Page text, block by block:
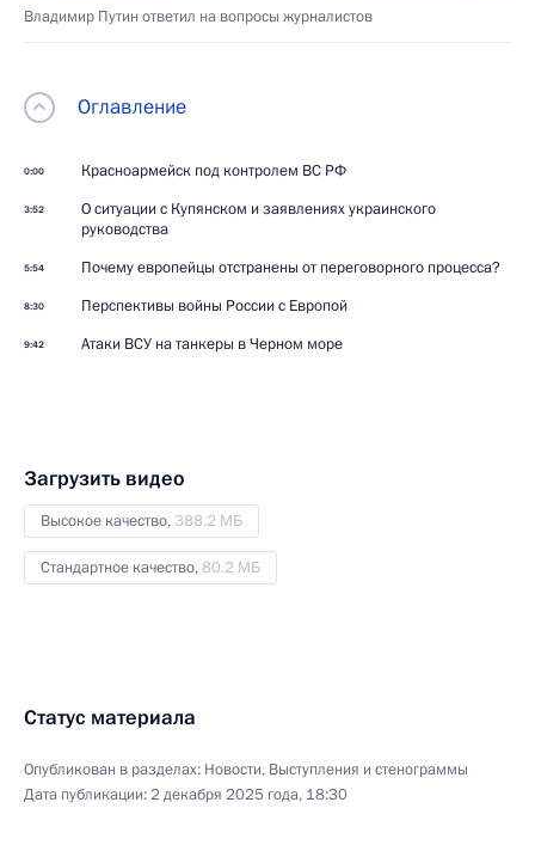
Владимир Путин ответил на вопросы журналистов
Оглавление
0:00 Красноармейск под контролем ВС РФ
3:52
О ситуации с Купянском и заявлениях украинского
руководства
5:54 Почему европейцы отстранены от переговорного процесса?
8:30 Перспективы войны России с Европой
9:42 Атаки ВСУ на танкеры в Черном море
Загрузить видео
Высокое качество, 388.2 МБ
Стандартное качество,80.2 МБ
Статус материала
Опубликован в разделах: Новости, Выступления и стенограммы
Дата публикации:2 декабря 2025 года, 18:30